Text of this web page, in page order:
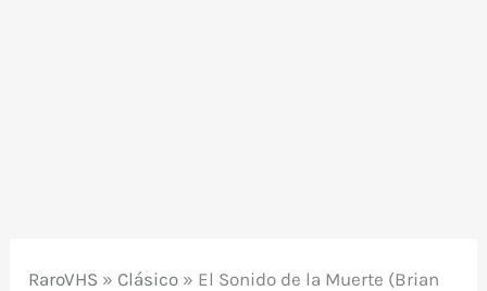
RaroVHS » Clásico » El Sonido de la Muerte (Brian